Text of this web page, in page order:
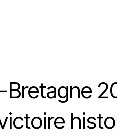
Bretagne